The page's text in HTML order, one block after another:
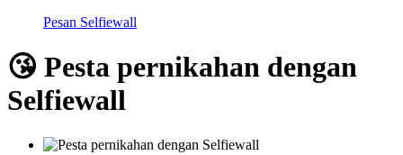
Pesan Selfiewall
😘 Pesta pernikahan dengan
Selfiewall